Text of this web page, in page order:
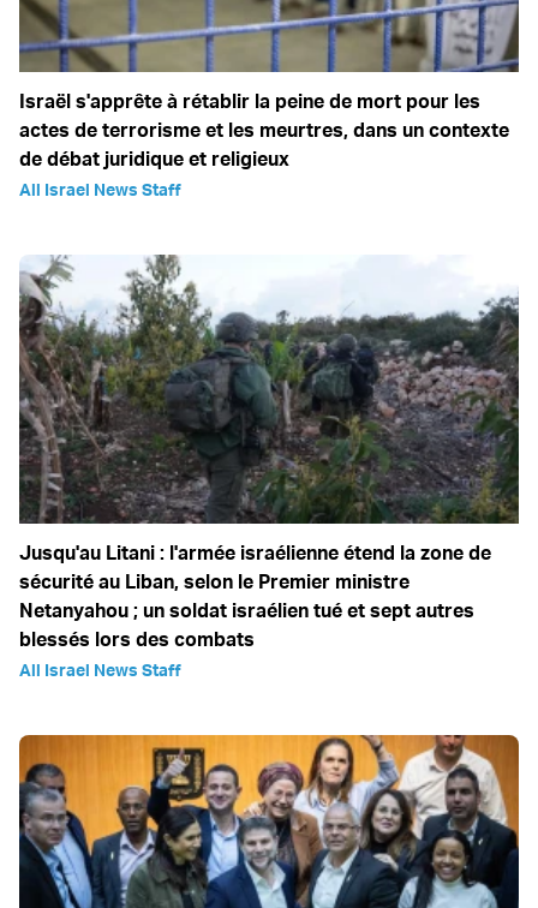
Israël s'apprête à rétablir la peine de mort pour les
actes de terrorisme et les meurtres, dans un contexte
de débat juridique et religieux
All Israel News Staff
Jusqu'au Litani : l'armée israélienne étend la zone de
sécurité au Liban, selon le Premier ministre
Netanyahou ; un soldat israélien tué et sept autres
blessés lors des combats
All Israel News Staff